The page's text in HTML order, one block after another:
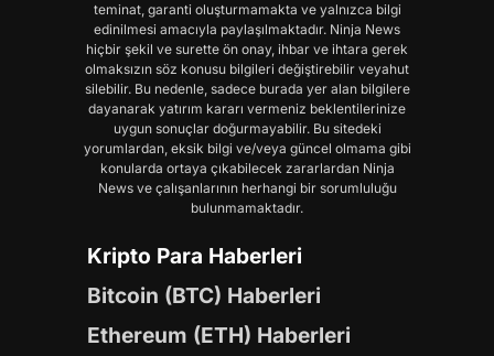
teminat, garanti oluşturmamakta ve yalnızca bilgi
edinilmesi amacıyla paylaşılmaktadır. Ninja News
hiçbir şekil ve surette ön onay, ihbar ve ihtara gerek
olmaksızın söz konusu bilgileri değiştirebilir veyahut
silebilir. Bu nedenle, sadece burada yer alan bilgilere
dayanarak yatırım kararı vermeniz beklentilerinize
uygun sonuçlar doğurmayabilir. Bu sitedeki
yorumlardan, eksik bilgi ve/veya güncel olmama gibi
konularda ortaya çıkabilecek zararlardan Ninja
News ve çalışanlarının herhangi bir sorumluluğu
bulunmamaktadır.
Kripto Para Haberleri
Bitcoin (BTC) Haberleri
Ethereum (ETH) Haberleri